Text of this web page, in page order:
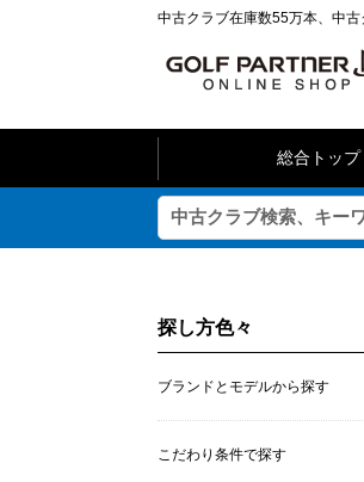
中古クラブ在庫数55万本、中
総合トップ
探し方色々
ブランドとモデルから探す
こだわり条件で探す